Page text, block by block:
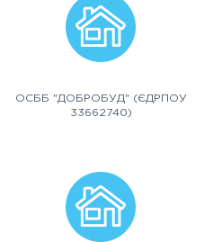
ОСББ "ДОБРОБУД" (ЄДРПОУ
33662740)